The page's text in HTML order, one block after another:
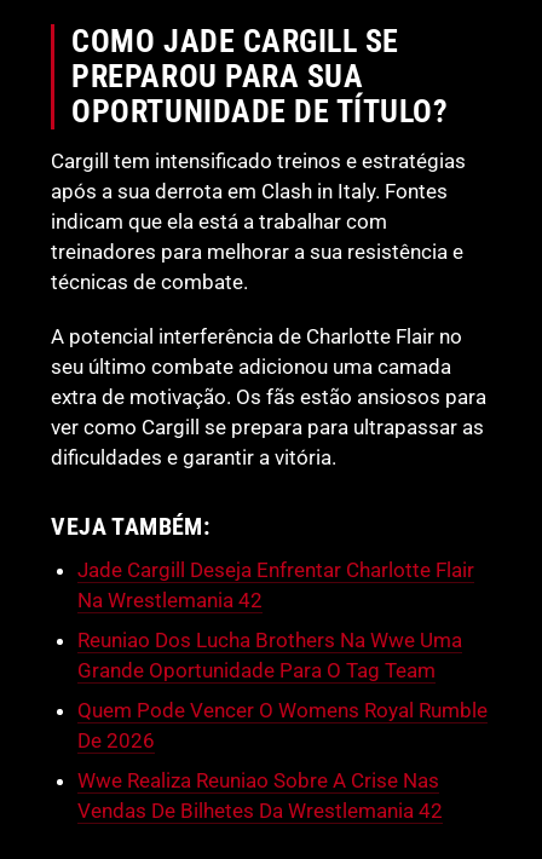
COMO JADE CARGILL SE
PREPAROU PARA SUA
OPORTUNIDADE DE TÍTULO?
Cargill tem intensificado treinos e estratégias
após a sua derrota em Clash in Italy. Fontes
indicam que ela está a trabalhar com
treinadores para melhorar a sua resistência e
técnicas de combate.
A potencial interferência de Charlotte Flair no
seu último combate adicionou uma camada
extra de motivação. Os fãs estão ansiosos para
ver como Cargill se prepara para ultrapassar as
dificuldades e garantir a vitória.
VEJA TAMBÉM:
Jade Cargill Deseja Enfrentar Charlotte Flair
Na Wrestlemania 42
Reuniao Dos Lucha Brothers Na Wwe Uma
Grande Oportunidade Para O Tag Team
Quem Pode Vencer O Womens Royal Rumble
De 2026
Wwe Realiza Reuniao Sobre A Crise Nas
Vendas De Bilhetes Da Wrestlemania 42